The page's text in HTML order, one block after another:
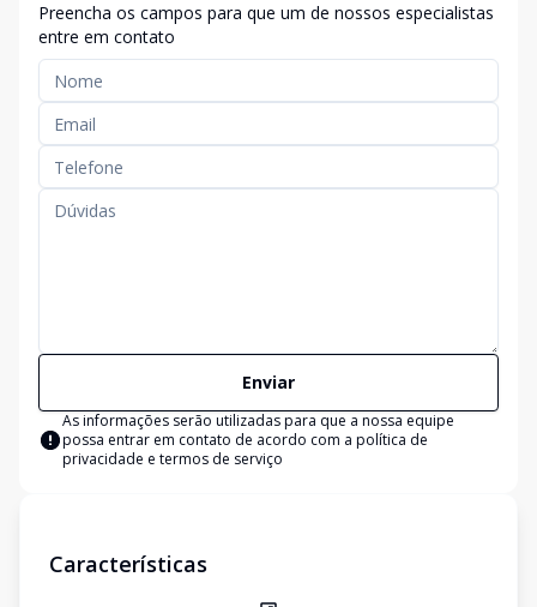
Preencha os campos para que um de nossos especialistas
entre em contato
Enviar
As informações serão utilizadas para que a nossa equipe
possa entrar em contato de acordo com a política de
privacidade e termos de serviço
Características